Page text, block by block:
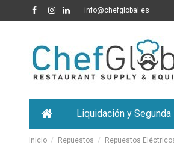
info@chefglobal.es
Liquidación y Segunda
Inicio Repuestos Repuestos